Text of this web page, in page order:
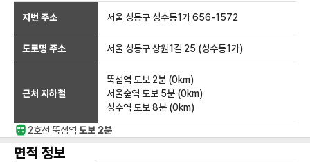
지번 주소 서울 성동구 성수동1가 656-1572
도로명 주소 서울 성동구 상원1길 25 (성수동1가)
근처 지하철
뚝섬역 도보 2분 (0km)
서울숲역 도보 5분 (0km)
성수역 도보 8분 (0km)
2호선 뚝섬역 도보 2분
면적 정보